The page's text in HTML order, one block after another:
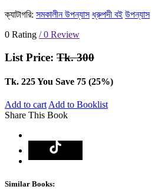
ক্যাটাগরি: সমকালীন উপন্যাস ধ্রুপদী বই উপন্যাস
0 Rating / 0 Review
List Price: Tk. 300
Tk. 225You Save 75 (25%)
Add to cart Add to Booklist
Share This Book
Similar Books: